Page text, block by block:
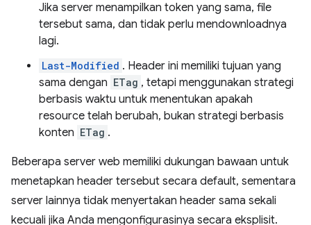
Jika server menampilkan token yang sama, file
tersebut sama, dan tidak perlu mendownloadnya
lagi.
Last-Modified . Header ini memiliki tujuan yang
sama dengan ETag , tetapi menggunakan strategi
berbasis waktu untuk menentukan apakah
resource telah berubah, bukan strategi berbasis
konten ETag .
Beberapa server web memiliki dukungan bawaan untuk
menetapkan header tersebut secara default, sementara
server lainnya tidak menyertakan header sama sekali
kecuali jika Anda mengonfigurasinya secara eksplisit.